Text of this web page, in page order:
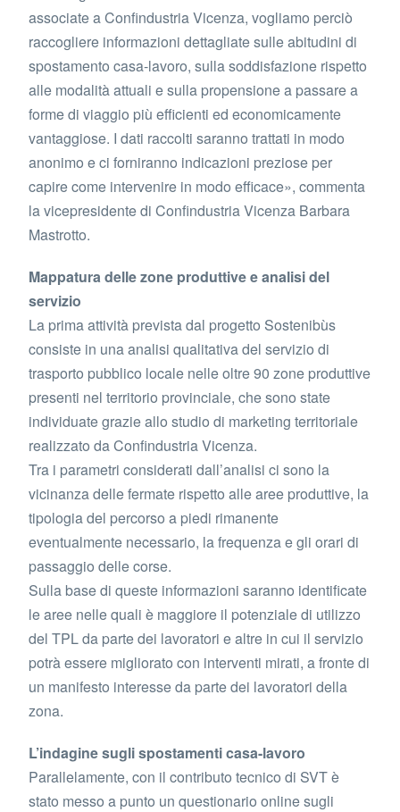
associate a Confindustria Vicenza, vogliamo perciò
raccogliere informazioni dettagliate sulle abitudini di
spostamento casa-lavoro, sulla soddisfazione rispetto
alle modalità attuali e sulla propensione a passare a
forme di viaggio più efficienti ed economicamente
vantaggiose. I dati raccolti saranno trattati in modo
anonimo e ci forniranno indicazioni preziose per
capire come intervenire in modo efficace», commenta
la vicepresidente di Confindustria Vicenza Barbara
Mastrotto.
Mappatura delle zone produttive e analisi del
servizio
La prima attività prevista dal progetto Sostenibùs
consiste in una analisi qualitativa del servizio di
trasporto pubblico locale nelle oltre 90 zone produttive
presenti nel territorio provinciale, che sono state
individuate grazie allo studio di marketing territoriale
realizzato da Confindustria Vicenza.
Tra i parametri considerati dall’analisi ci sono la
vicinanza delle fermate rispetto alle aree produttive, la
tipologia del percorso a piedi rimanente
eventualmente necessario, la frequenza e gli orari di
passaggio delle corse.
Sulla base di queste informazioni saranno identificate
le aree nelle quali è maggiore il potenziale di utilizzo
del TPL da parte dei lavoratori e altre in cui il servizio
potrà essere migliorato con interventi mirati, a fronte di
un manifesto interesse da parte dei lavoratori della
zona.
L’indagine sugli spostamenti casa-lavoro
Parallelamente, con il contributo tecnico di SVT è
stato messo a punto un questionario online sugli